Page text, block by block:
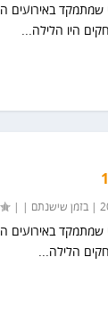
שמתמקד באירועים
|בזמן שישנתם |
שמתמקד באירועים